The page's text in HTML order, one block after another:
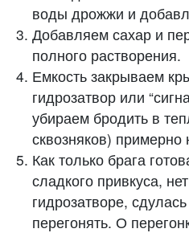
воды дрожжи и
Добавляем сахар и
полного растворения.
Емкость закрываем
гидрозатвор или
убираем бродить в
сквозняков)
Как только брага
сладкого привкуса,
гидрозатворе,
перегонять. О